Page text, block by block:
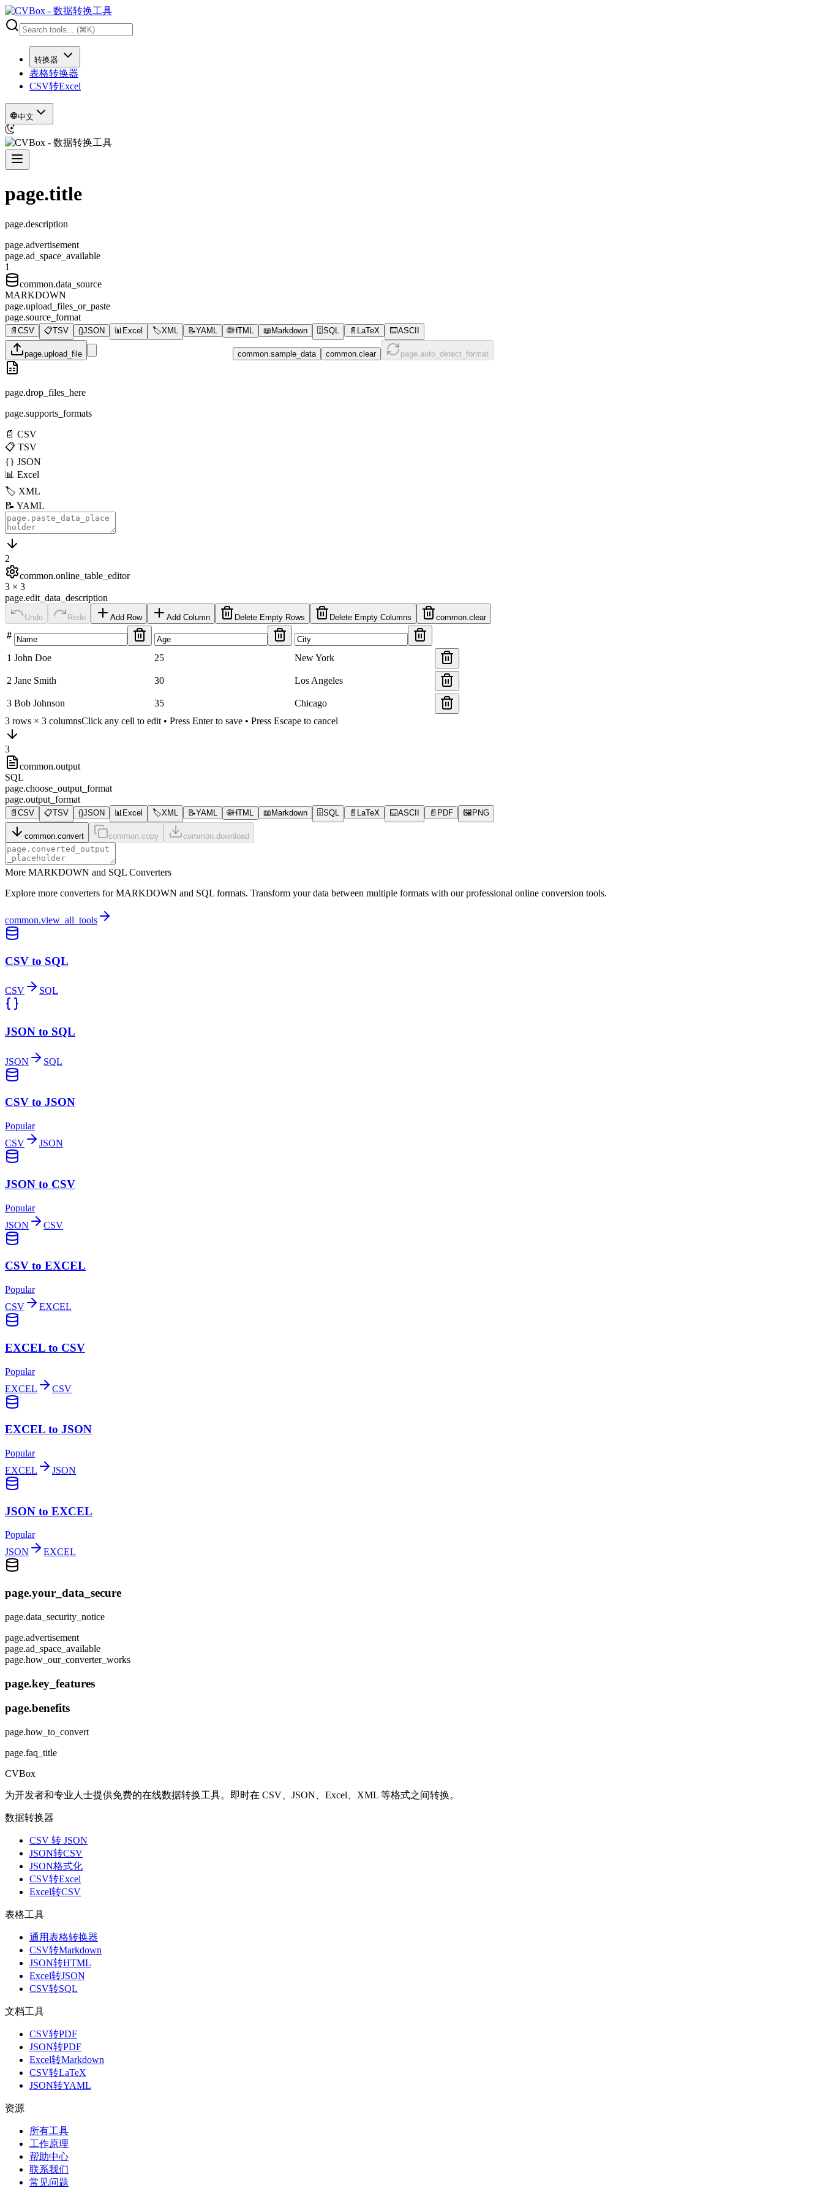
转换器
表格转换器
CSV转Excel
中文
page.title
page.description
page.advertisement
page.ad_space_available
1
common.data_source
MARKDOWN
page.upload_files_or_paste
page.source_format
📄 CSV 📋TSV {}JSON 📊 Excel 🏷️XML 📝YAML 🌐HTML 📖 Markdown 🗄️SQL 📄 LaTeX ⌨️ASCII
page.upload_file common.sample_data common.clear page.auto_detect_format
page.drop_files_here
page.supports_formats
📄 CSV
📋 TSV
{} JSON
📊 Excel
🏷️ XML
📝 YAML
2
common.online_table_editor
3 × 3
page.edit_data_description
Undo Redo Add Row Add Column Delete Empty Rows Delete Empty Columns common.clear
#
1 John Doe 25 New York
2 Jane Smith 30 Los Angeles
3 Bob Johnson 35
Chicago
3 rows × 3 columnsClick any cell to edit • Press Enter to save • Press Escape to cancel
3
common.output
SQL
page.choose_output_format
page.output_format
📄 CSV 📋TSV {}JSON 📊 Excel 🏷️XML 📝YAML 🌐HTML 📖 Markdown 🗄️SQL 📄 LaTeX ⌨️ASCII 📄 PDF 🖼️ PNG
common.convert common.copy common.download
More MARKDOWN and SQL Converters
Explore more converters for MARKDOWN and SQL formats. Transform your data between multiple formats with our professional online conversion tools.
common.view_all_tools
CSV to SQL
CSV SQL
JSON to SQL
JSON SQL
CSV to JSON
Popular
CSV
JSON
JSON to CSV
Popular
JSON
CSV
CSV to EXCEL
Popular
CSV
EXCEL
EXCEL to CSV
Popular
EXCEL
CSV
EXCEL to JSON
Popular
EXCEL
JSON
JSON to EXCEL
Popular
JSON
EXCEL
page.your_data_secure
page.data_security_notice
page.advertisement
page.ad_space_available
page.how_our_converter_works
page.key_features
page.benefits
page.how_to_convert
page.faq_title
CVBox
为开发者和专业人士提供免费的在线数据转换工具。即时在 CSV、JSON、Excel、XML 等格式之间转换。
数据转换器
CSV 转 JSON
JSON转CSV
JSON格式化
CSV转Excel
Excel转CSV
表格工具
通用表格转换器
CSV转Markdown
JSON转HTML
Excel转JSON
CSV转SQL
文档工具
CSV转PDF
JSON转PDF
Excel转Markdown
CSV转LaTeX
JSON转YAML
资源
所有工具
工作原理
帮助中心
联系我们
常见问题